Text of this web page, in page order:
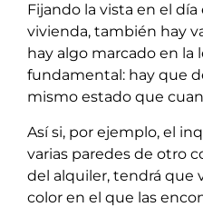
Fijando la vista en el día
vivienda, también hay
hay algo marcado en la
fundamental: hay que
mismo estado que
Así si, por ejemplo, el
varias paredes de otro
del alquiler, tendrá que
color en el que las